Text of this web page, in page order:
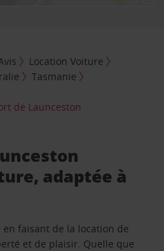
Location Voiture
Tasmanie
de Launceston
adaptée à
faisant de la location de
et de plaisir. Quelle que